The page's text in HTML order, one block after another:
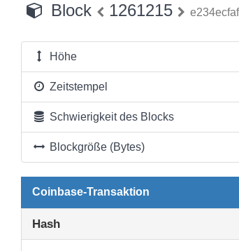
Block 1261215
Höhe
Zeitstempel
Schwierigkeit des Blocks
Blockgröße (Bytes)
Coinbase-Transaktion
Hash